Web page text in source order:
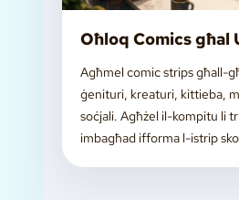
Oħloq Comics għal
Agħmel comic strips għall-
ġenituri, kreaturi, kittieba,
soċjali. Agħżel il-kompitu li
imbagħad ifforma l-istrip